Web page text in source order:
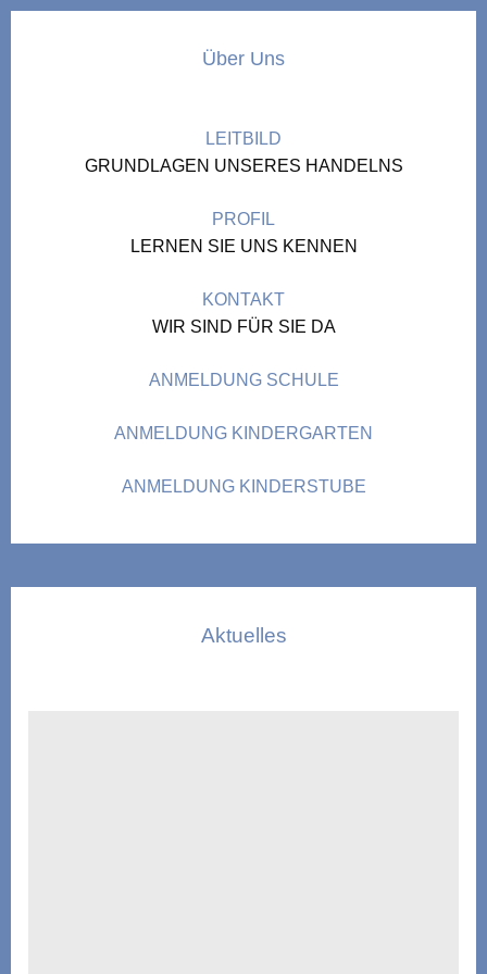
Über Uns
LEITBILD
GRUNDLAGEN UNSERES HANDELNS
PROFIL
LERNEN SIE UNS KENNEN
KONTAKT
WIR SIND FÜR SIE DA
ANMELDUNG SCHULE
ANMELDUNG KINDERGARTEN
ANMELDUNG KINDERSTUBE
Aktuelles